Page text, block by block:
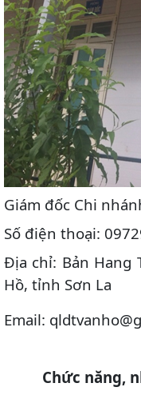
Giám đốc Chi
Số điện thoại:
Địa chỉ: Bản Hang
Hồ, tỉnh Sơn La
Email:
Chức năng,